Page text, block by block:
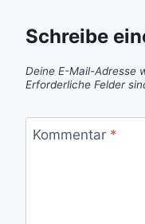
Schreibe
Deine E-Mail-Adresse
Erforderliche Felder
Kommentar *